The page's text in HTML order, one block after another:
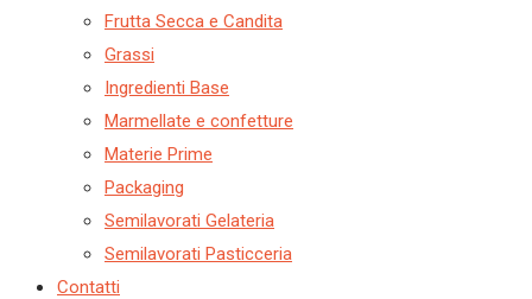
Frutta Secca e Candita
Grassi
Ingredienti Base
Marmellate e confetture
Materie Prime
Packaging
Semilavorati Gelateria
Semilavorati Pasticceria
Contatti